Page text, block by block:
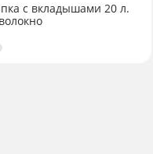
с вкладышами 20 л.